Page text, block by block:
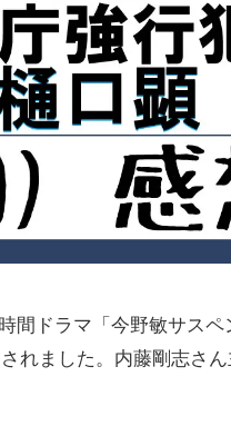
間ドラマ「今野敏サス
れました。内藤剛志さ